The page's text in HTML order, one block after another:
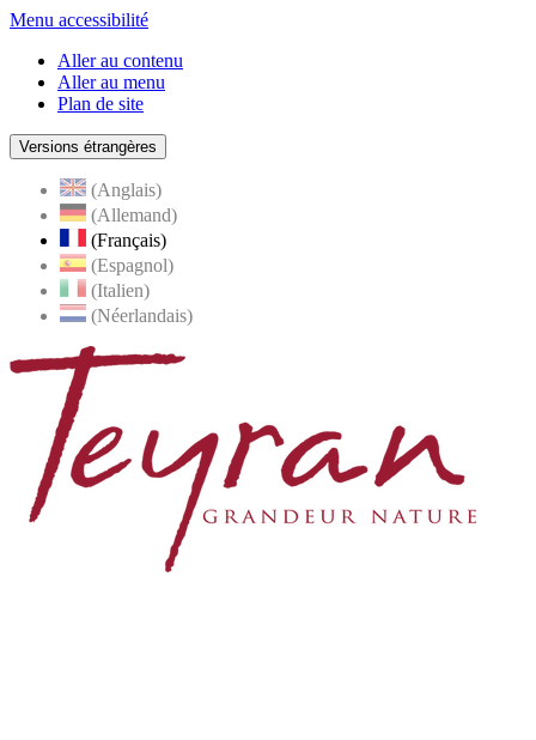
Menu accessibilité
Aller au contenu
Aller au menu
Plan de site
Versions étrangères
(Anglais)
(Allemand)
(Français)
(Espagnol)
(Italien)
(Néerlandais)